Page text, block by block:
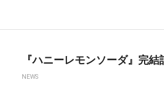
『ハニーレモンソーダ』完結
NEWS